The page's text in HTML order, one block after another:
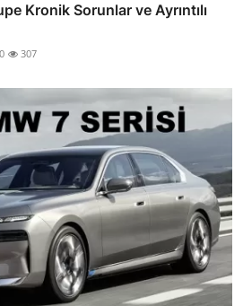
Kronik Sorunlar ve Ayrıntılı
0 307